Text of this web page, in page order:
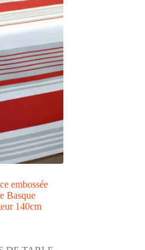
embossée
Basque
140cm